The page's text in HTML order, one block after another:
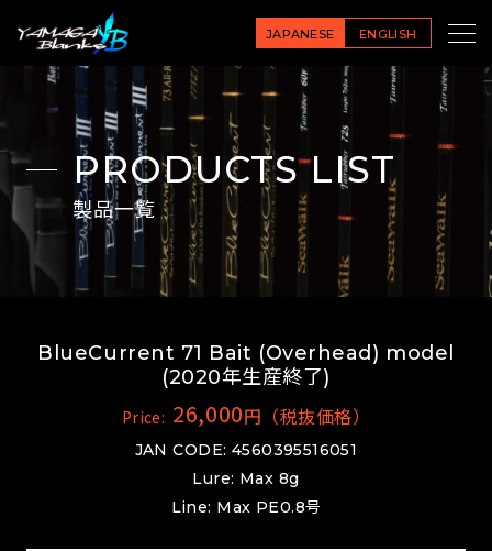
JAPANESE ENGLISH
PRODUCTS LIST
製品一覧
BlueCurrent 71 Bait (Overhead) model
(2020年生産終了)
Price: 26,000円（税抜価格）
JAN CODE: 4560395516051
Lure: Max 8g
Line: Max PE0.8号